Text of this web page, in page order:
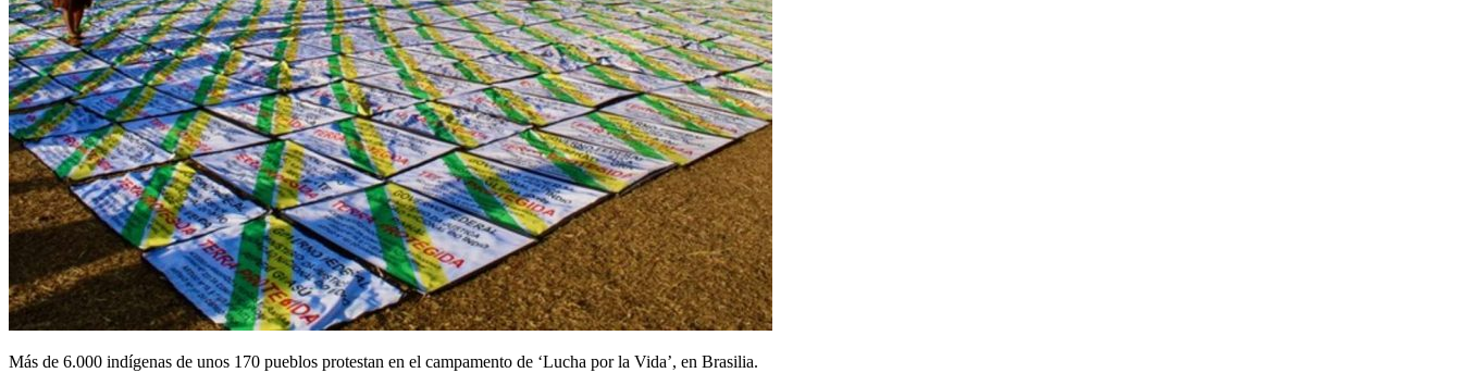
Más de 6.000 indígenas de unos 170 pueblos protestan en el campamento de ‘Lucha por la Vida’, en Brasilia.